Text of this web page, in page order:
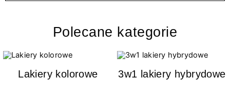
Polecane kategorie
Lakiery kolorowe 3w1 lakiery hybrydowe